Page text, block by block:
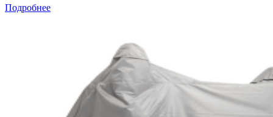
Подробнее